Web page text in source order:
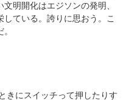
明開化はエジソンの発明、
ている。誇りに思おう。こ
きにスイッチって押したりす